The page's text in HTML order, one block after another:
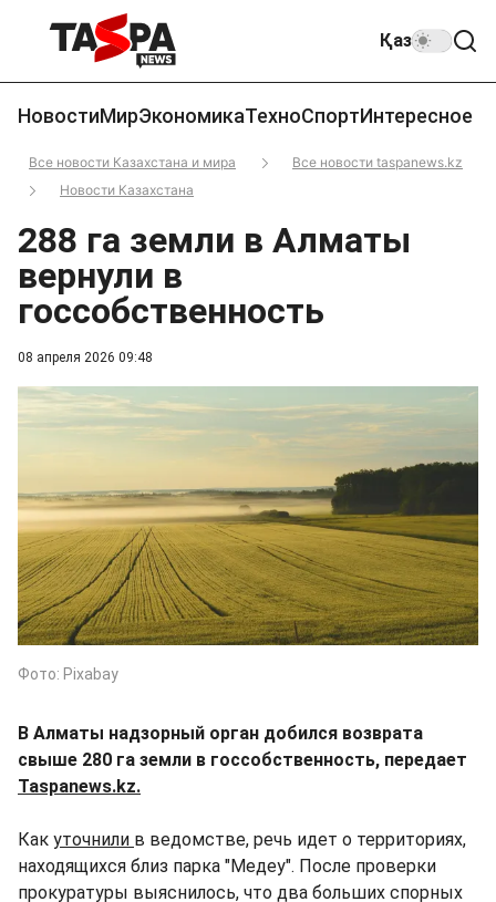
Қаз
НовостиМирЭкономикаТехноСпортИнтересное
Все новости Казахстана и мира
Все новости taspanews.kz
Новости Казахстана
08 апреля 2026 09:48
288 га земли в Алматы
вернули в
госсобственность
Фото: Pixabay
В Алматы надзорный орган добился возврата
свыше 280 га земли в госсобственность, передает
Taspanews.kz.
Как уточнили в ведомстве, речь идет о территориях,
находящихся близ парка "Медеу". После проверки
прокуратуры выяснилось, что два больших спорных